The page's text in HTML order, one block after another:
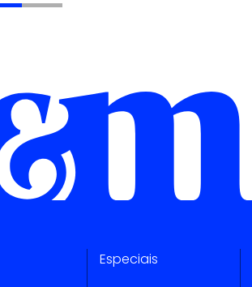
Especiais